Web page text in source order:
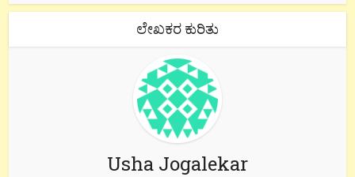
ಲೇಖಕರ ಕುರಿತು
Usha Jogalekar